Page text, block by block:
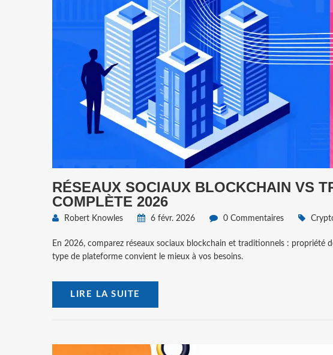
RÉSEAUX SOCIAUX BLOCKCHAIN VS
COMPLÈTE 2026
Robert Knowles 6 févr. 2026 0 Commentaires
En 2026, comparez réseaux sociaux blockchain et traditionnels : propriété
type de plateforme convient le mieux à vos besoins.
LIRE LA SUITE